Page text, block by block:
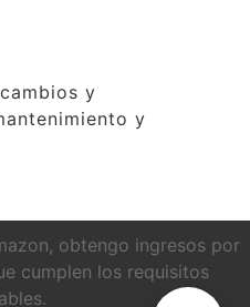
y
y
obtengo ingresos por
cumplen los requisitos